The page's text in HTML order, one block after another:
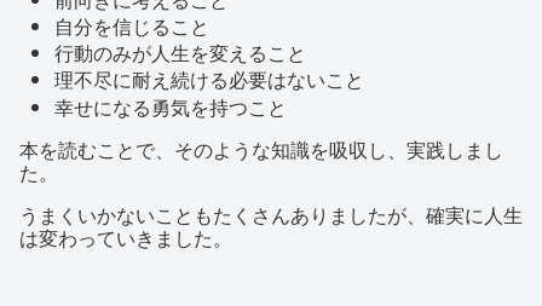
自分を信じること
行動のみが人生を変えること
理不尽に耐え続ける必要はないこと
幸せになる勇気を持つこと
本を読むことで、そのような知識を吸収し、実践しまし
た。
うまくいかないこともたくさんありましたが、確実に人生
は変わっていきました。